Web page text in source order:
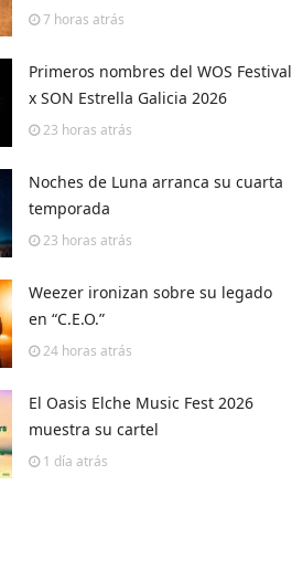
7 horas atrás
Primeros nombres del WOS Festival
x SON Estrella Galicia 2026
23 horas atrás
Noches de Luna arranca su cuarta
temporada
23 horas atrás
Weezer ironizan sobre su legado
en “C.E.O.”
24 horas atrás
El Oasis Elche Music Fest 2026
muestra su cartel
1 día atrás